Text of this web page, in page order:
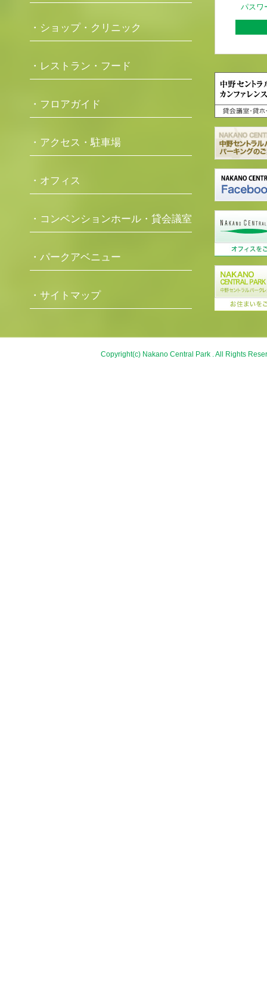
・ショップ・クリニック
・レストラン・フード
・フロアガイド
・アクセス・駐車場
・オフィス
・コンベンションホール・貸会議室
・パークアベニュー
・サイトマップ
パスワ
Copyright(c) Nakano Central Park . All Rights